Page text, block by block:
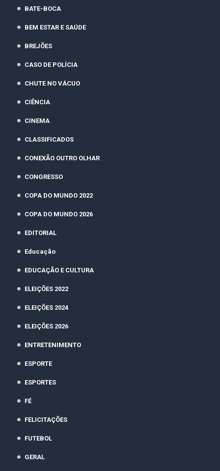
BATE-BOCA
BEM ESTAR E SAÚDE
BREJÕES
CASO DE POLÍCIA
CHUTE NO VÁCUO
CIÊNCIA
CINEMA
CLASSIFICADOS
CONEXÃO OUTRO OLHAR
CONGRESSO
COPA DO MUNDO 2022
COPA DO MUNDO 2026
EDITORIAL
Educação
EDUCAÇÃO E CULTURA
ELEIÇÕES 2022
ELEIÇÕES 2024
ELEIÇÕES 2026
ENTRETENIMENTO
ESPORTE
ESPORTES
FÉ
FELICITAÇÕES
FUTEBOL
GERAL